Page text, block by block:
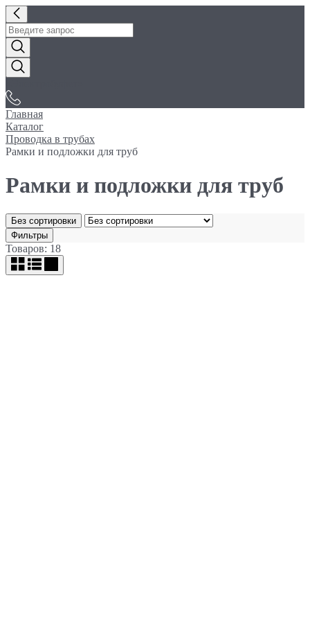
Главная
Каталог
Проводка в трубах
Рамки и подложки для труб
Рамки и подложки для труб
Без сортировки
Фильтры
Товаров: 18